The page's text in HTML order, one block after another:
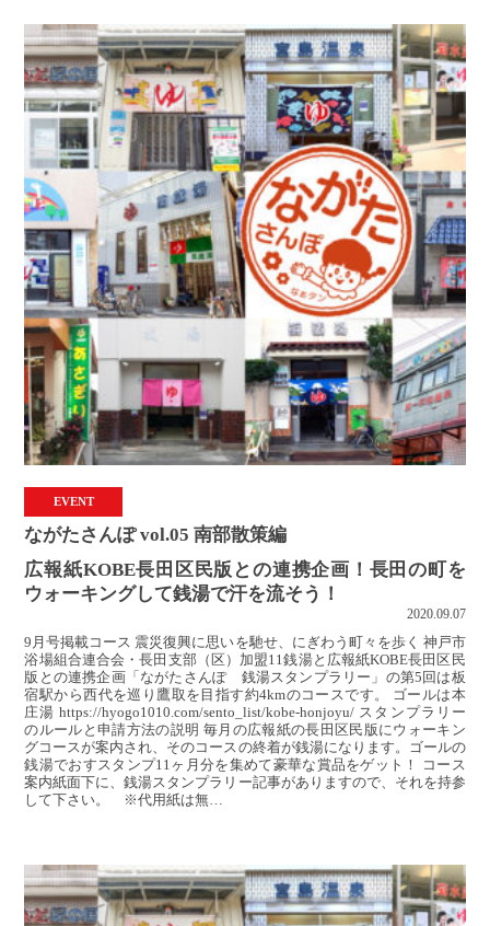
EVENT
ながたさんぽ vol.05 南部散策編
広報紙KOBE長田区民版との連携企画！長田の町を
ウォーキングして銭湯で汗を流そう！
2020.09.07
9月号掲載コース 震災復興に思いを馳せ、にぎわう町々を歩く 神戸市
浴場組合連合会・長田支部（区）加盟11銭湯と広報紙KOBE長田区民
版との連携企画「ながたさんぽ 銭湯スタンプラリー」の第5回は板
宿駅から西代を巡り鷹取を目指す約4kmのコースです。 ゴールは本
庄湯 https://hyogo1010.com/sento_list/kobe-honjoyu/ スタンプラリー
のルールと申請方法の説明 毎月の広報紙の長田区民版にウォーキン
グコースが案内され、そのコースの終着が銭湯になります。ゴールの
銭湯でおすスタンプ11ヶ月分を集めて豪華な賞品をゲット！ コース
案内紙面下に、銭湯スタンプラリー記事がありますので、それを持参
して下さい。 ※代用紙は無…